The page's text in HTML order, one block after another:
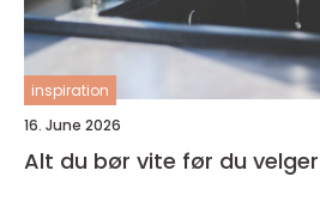
inspiration
16. June 2026
Alt du bør vite før du